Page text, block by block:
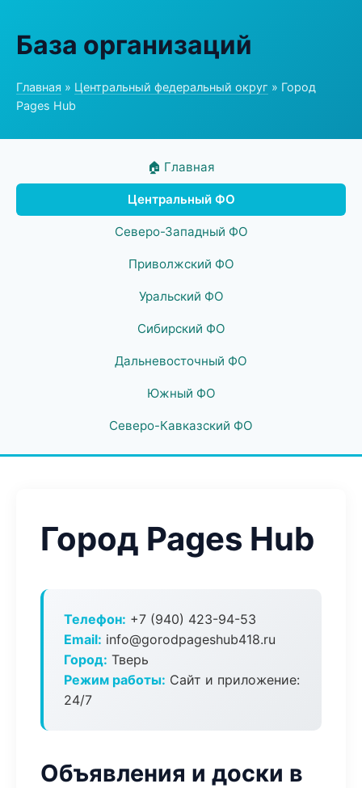
База организаций
Главная » Центральный федеральный округ » Город
Pages Hub
🏠 Главная
Центральный ФО
Северо-Западный ФО
Приволжский ФО
Уральский ФО
Сибирский ФО
Дальневосточный ФО
Южный ФО
Северо-Кавказский ФО
Город Pages Hub
Телефон: +7 (940) 423-94-53
Email: info@gorodpageshub418.ru
Город: Тверь
Режим работы: Сайт и приложение:
24/7
Объявления и доски в